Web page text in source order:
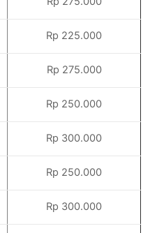
Rp 225.000
Rp 275.000
Rp 250.000
Rp 300.000
Rp 250.000
Rp 300.000